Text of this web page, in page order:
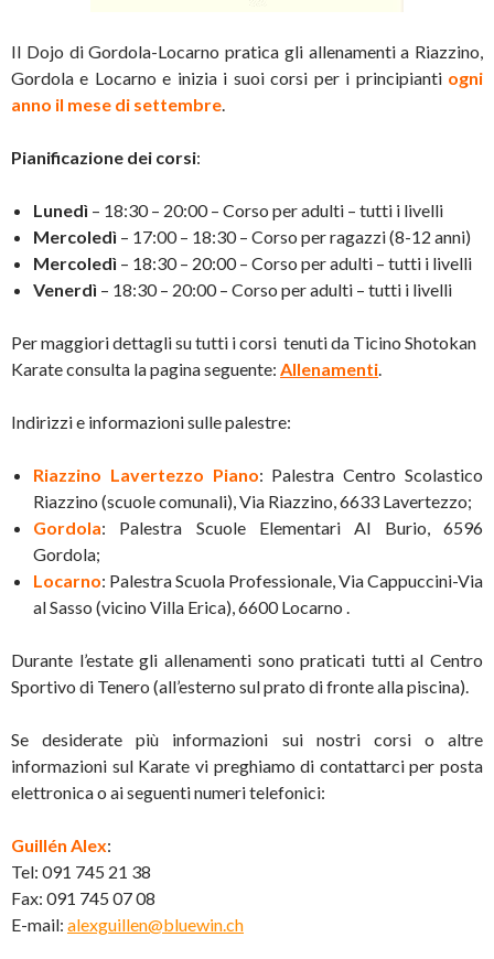
Il Dojo di Gordola-Locarno pratica gli allenamenti a Riazzino,
Gordola e Locarno e inizia i suoi corsi per i principianti ogni
anno il mese di settembre
Pianificazione dei corsi:
Lunedì – 18:30 – 20:00 – Corso per adulti – tutti i livelli
Mercoledì – 17:00 – 18:30 – Corso per ragazzi (8-12 anni)
Mercoledì – 18:30 – 20:00 – Corso per adulti – tutti i livelli
Venerdì – 18:30 – 20:00 – Corso per adulti – tutti i livelli
Per maggiori dettagli su tutti i corsi tenuti da Ticino Shotokan
Karate consulta la pagina seguente: Allenamenti
Indirizzi e informazioni sulle palestre:
Riazzino Lavertezzo Piano: Palestra Centro Scolastico
Riazzino (scuole comunali), Via Riazzino, 6633 Lavertezzo;
Gordola: Palestra Scuole Elementari Al Burio, 6596
Gordola;
Locarno: Palestra Scuola Professionale, Via Cappuccini-Via
al Sasso (vicino Villa Erica), 6600 Locarno .
Durante l’estate gli allenamenti sono praticati tutti al Centro
Sportivo di Tenero (all’esterno sul prato di fronte alla piscina).
Se desiderate più informazioni sui nostri corsi o altre
informazioni sul Karate vi preghiamo di contattarci per posta
elettronica o ai seguenti numeri telefonici:
Guillén Alex:
Tel: 091 745 21 38
Fax: 091 745 07 08
E-mail: alexguillen@bluewin.ch